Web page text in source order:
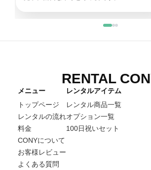
RENTAL
メニュー
トップページ
レンタルの流れ
料金
CONYについて
お客様レビュー
よくある質問
レンタルアイテム
レンタル商品一覧
オプション一覧
100日祝いセット